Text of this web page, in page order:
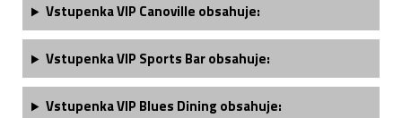
Vstupenka VIP Canoville obsahuje:
Vstupenka VIP Sports Bar obsahuje:
Vstupenka VIP Blues Dining obsahuje: